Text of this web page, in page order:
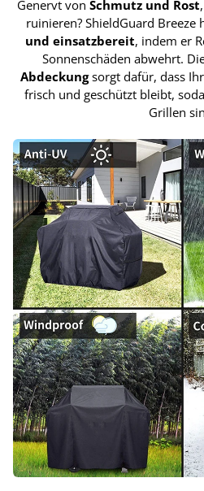
Genervt von Schmutz und Rost
ruinieren? ShieldGuard Breeze
und einsatzbereit, indem er
Sonnenschäden abwehrt.
Abdeckungsorgt dafür, dass
frisch und geschützt bleibt,
Grillen